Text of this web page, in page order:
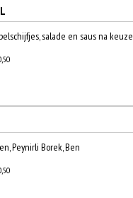
salade en saus na keuze
Peynirli Borek, Ben